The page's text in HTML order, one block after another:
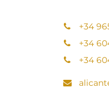
+34
+34
+34